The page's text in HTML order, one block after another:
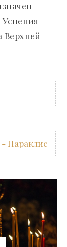
Успения
Верхней
Параклис